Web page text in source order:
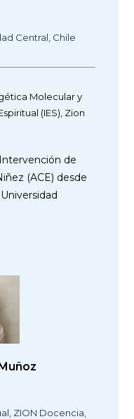
Central, Chile
Molecular y
(IES), Zion
de
(ACE) desde
ZION Docencia,